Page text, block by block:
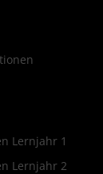
Lernjahr 1
Lernjahr 2